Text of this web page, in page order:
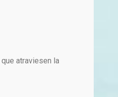
atraviesen la